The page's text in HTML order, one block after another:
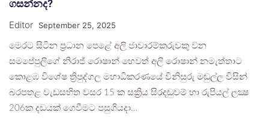
ගසන්නද?
Editor September 25, 2025
මෙරට සිටින ප්‍රධාන පෙළේ අලි ජාවාරම්කරුවකු වන
සමපේපුලිගේ නිරාජ් රොෂාන් හෙවත් අලි රොෂාන් නමැත්තාට
කොළඹ විශේෂ ත්‍රිපුද්ගල මහාධිකරණයේ විනිසුරු මඬුල්ල විසින්
බරපතළ වැඩසහිත වසර 15 ක සක්‍රිය සිරදඬුවම් හා රුපියල් ලක්‍ෂ
206ක දඩයක් ගෙවීමට පසුගියදා…